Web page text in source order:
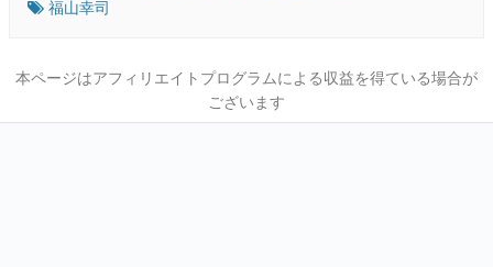
福山幸司
本ページはアフィリエイトプログラムによる収益を得ている場合が
ございます